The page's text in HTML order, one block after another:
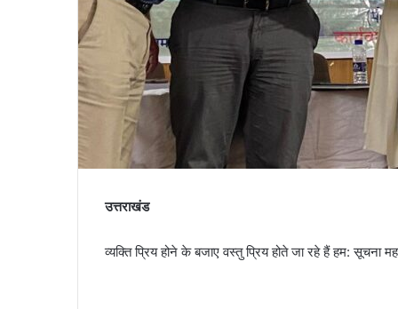
उत्तराखंड
व्यक्ति प्रिय होने के बजाए वस्तु प्रिय होते जा रहे हैं हम: सूचना